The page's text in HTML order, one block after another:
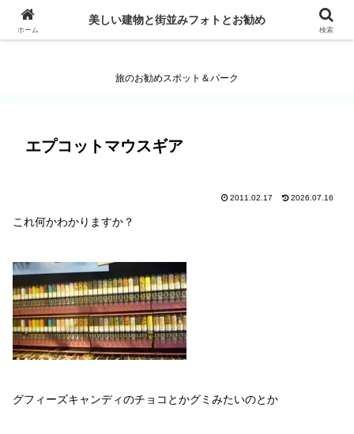
美しい建物と街並みフォトとお勧め
旅のお勧めスポット＆パーク
エプコットマウスギア
2011.02.17 2026.07.16
これ何かわかりますか？
グフィーズキャンディのチョコとかグミみたいのとか
ホーム
美しい建物と街並みフォトとお勧め
検索